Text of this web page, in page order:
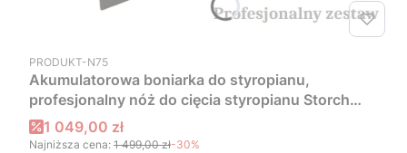
Kod produktu
PRODUKT-N75
Akumulatorowa boniarka do styropianu,
profesjonalny nóż do cięcia styropianu Storch
HotKnife 18V
Cena promocyjna
1 049,00 zł
Najniższa cena: 1 499,00 zł-30%